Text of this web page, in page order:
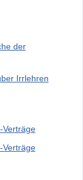
der
Irrlehren
Verträge
Verträge